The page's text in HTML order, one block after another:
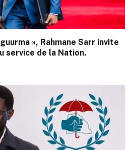
», Rahmane Sarr invite
service de la Nation.